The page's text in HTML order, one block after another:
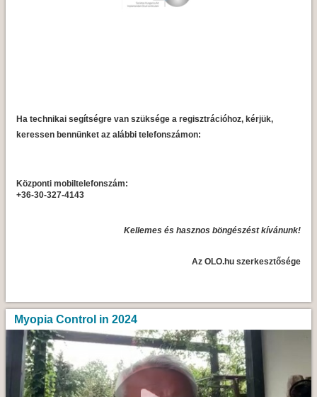
Ha technikai segítségre van szüksége a regisztrációhoz, kérjük,
keressen bennünket az alábbi telefonszámon:
Központi mobiltelefonszám:
+36-30-327-4143
Kellemes és hasznos böngészést kívánunk!
Az OLO.hu szerkesztősége
Myopia Control in 2024